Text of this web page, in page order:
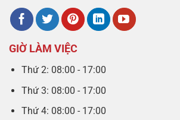
GIỜ LÀM VIỆC
Thứ 2: 08:00 - 17:00
Thứ 3: 08:00 - 17:00
Thứ 4: 08:00 - 17:00